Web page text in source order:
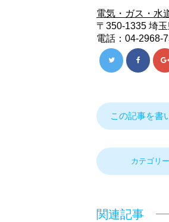
電気・ガス・水
〒350-1335 埼
電話：04-
この記事を書
カテゴリー
関連記事